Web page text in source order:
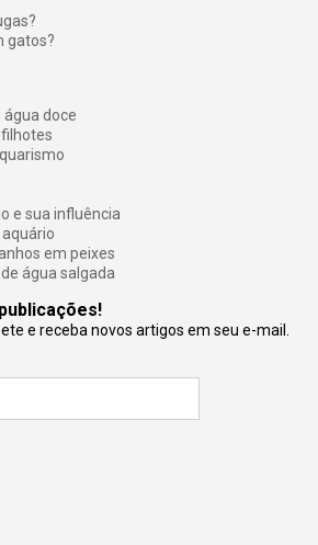
gatos?
água doce
e sua influência
em peixes
água salgada
e receba novos artigos em seu e-mail.